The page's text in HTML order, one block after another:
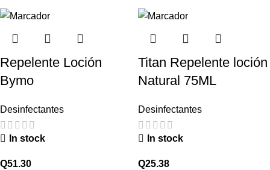
Repelente Loción
Bymo
Desinfectantes
In stock
Q51.30
Titan Repelente loción
Natural 75ML
Desinfectantes
In stock
Q25.38